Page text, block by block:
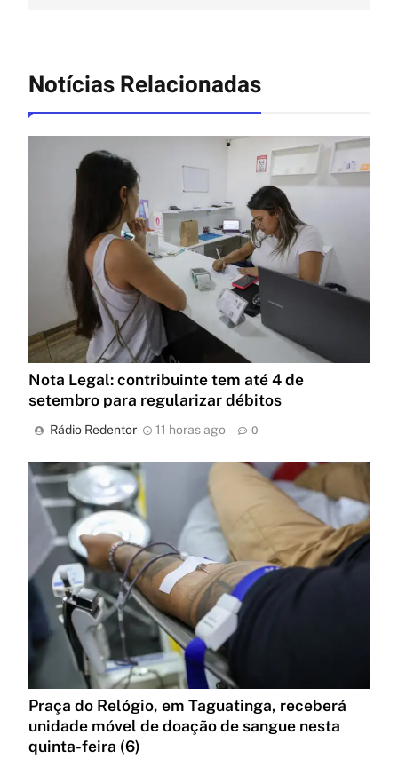
Notícias Relacionadas
Nota Legal: contribuinte tem até 4 de
setembro para regularizar débitos
Rádio Redentor 11 horas ago 0
Praça do Relógio, em Taguatinga, receberá
unidade móvel de doação de sangue nesta
quinta-feira (6)